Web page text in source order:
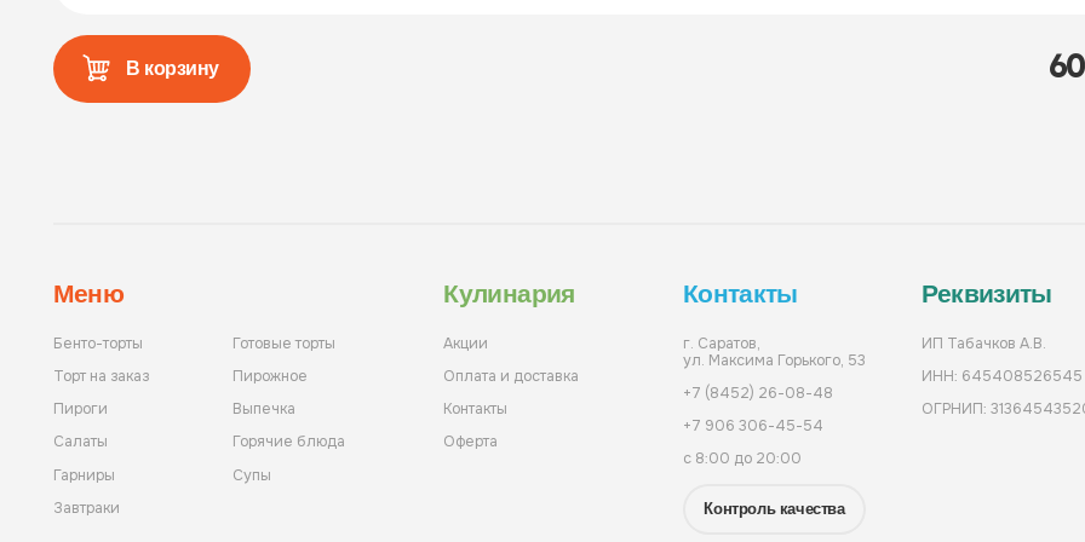
В корзину
Меню
Бенто-торты
Готовые торты
Торт на заказ
Пирожное
Пироги
Выпечка
Салаты
Горячие блюда
Гарниры
Супы
Завтраки
Кулинария
Акции
Оплата и доставка
Контакты
Оферта
Контакты
г. Саратов,
ул. Максима Горького, 53
+7 (8452) 26-08-48
+7 906 306-45-54
с 8:00 до 20:00
Контроль качества
Реквизиты
ИП Табачков А.В.
ИНН: 645408526545
ОГРНИП: